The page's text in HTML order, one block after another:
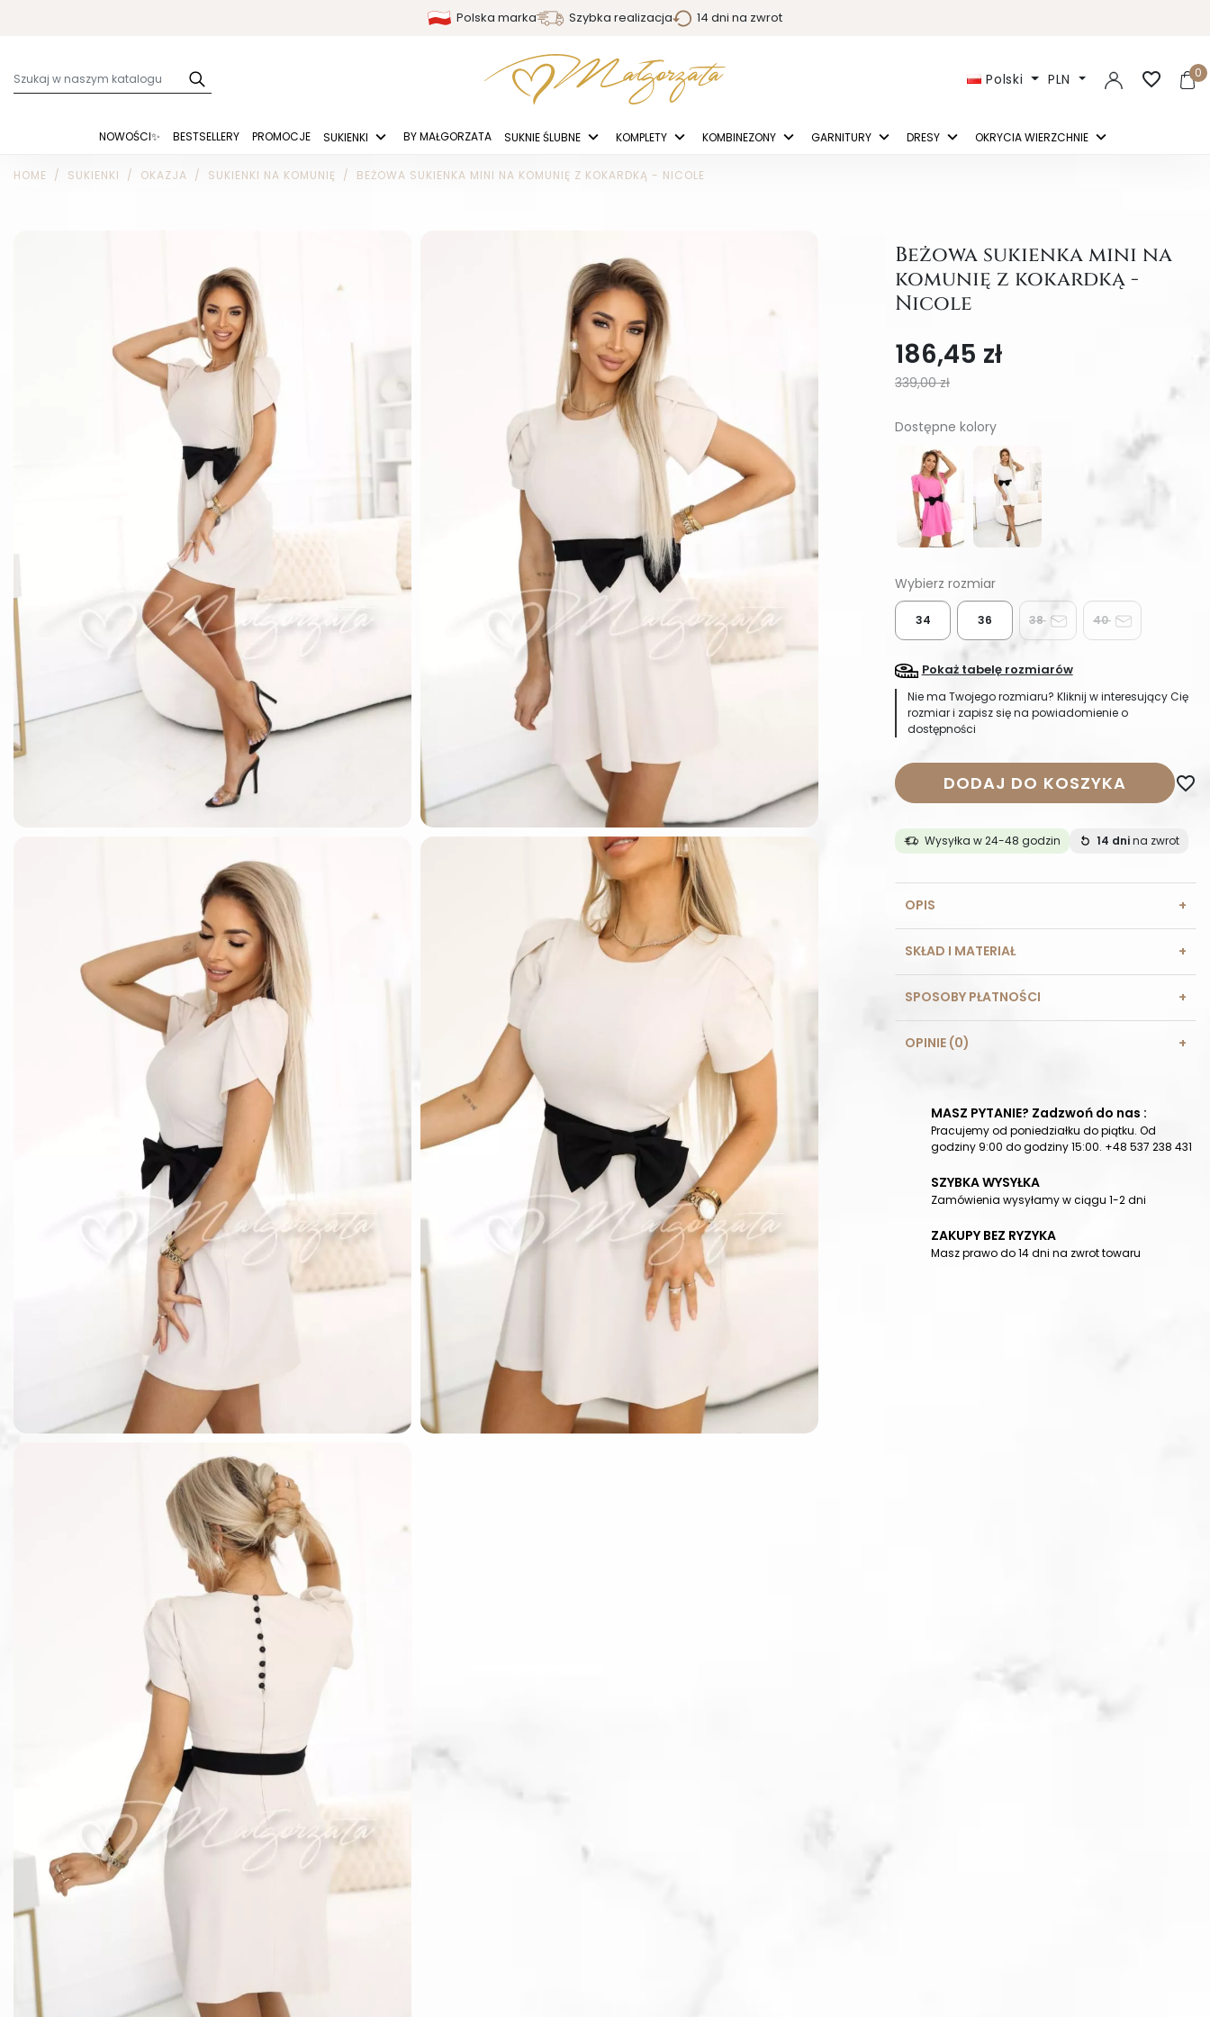
Polska marka Szybka realizacja 14 dni na zwrot
Polski PLN 0
favorite_border
NOWOŚCI✨ BESTSELLERY PROMOCJE SUKIENKI BY MAŁGORZATA SUKNIE ŚLUBNE KOMPLETY KOMBINEZONY GARNITURY DRESY OKRYCIA WIERZCHNIE
HOME SUKIENKI OKAZJA SUKIENKI NA KOMUNIĘ BEŻOWA SUKIENKA MINI NA KOMUNIĘ Z KOKARDKĄ - NICOLE
Beżowa sukienka mini na
komunię z kokardką -
Nicole
186,45 zł
339,00 zł
Dostępne kolory
34 36 38 40
Pokaż tabelę rozmiarów
Nie ma Twojego rozmiaru? Kliknij w interesujący Cię
rozmiar i zapisz się na powiadomienie o
dostępności
DODAJ DO KOSZYKA favorite_border
Wysyłka w 24-48 godzin 14 dnina zwrot
OPIS
SKŁAD I MATERIAŁ
SPOSOBY PŁATNOŚCI
OPINIE (0)
MASZ PYTANIE? Zadzwoń do nas :
Pracujemy od poniedziałku do piątku. Od
godziny 9:00 do godziny 15:00. +48 537 238 431
SZYBKA WYSYŁKA
Zamówienia wysyłamy w ciągu 1-2 dni
ZAKUPY BEZ RYZYKA
Masz prawo do 14 dni na zwrot towaru